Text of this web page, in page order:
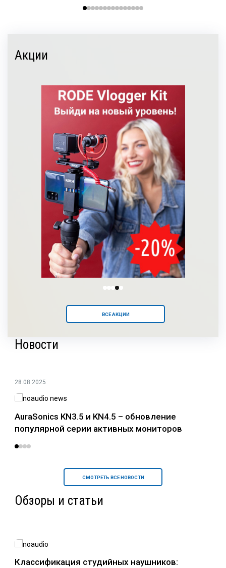
Акции
ВСЕ АКЦИИ
Новости
28.08.2025
AuraSonics KN3.5 и KN4.5 – обновление
популярной серии активных мониторов
СМОТРЕТЬ ВСЕ НОВОСТИ
Обзоры и статьи
Классификация студийных наушников: